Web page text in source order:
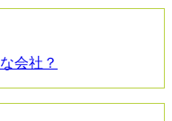
会社？